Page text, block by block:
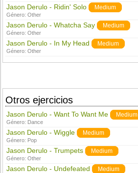
Jason Derulo - Ridin' Solo Medium
Género:Other
Jason Derulo - Whatcha Say Medium
Género:Other
Jason Derulo - In My Head Medium
Género:Other
Otros ejercicios
Jason Derulo - Want To Want Me Medium
Género: Dance
Jason Derulo - Wiggle Medium
Género: Pop
Jason Derulo - Trumpets Medium
Género:Other
Jason Derulo - Undefeated Medium